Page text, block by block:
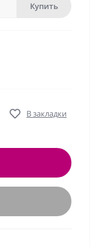
Купить
В закладки